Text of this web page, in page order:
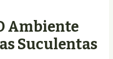
Ambiente
Suculentas